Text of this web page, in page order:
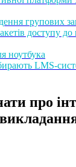
групових
доступу
ноутбука
LMS-
про